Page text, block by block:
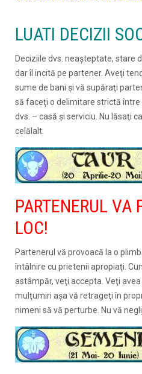
LUATI DECIZII
Deciziile dvs. neaşteptate, stare
dar îl incită pe partener. Aveţi
sume de bani şi vă supăraţi
să faceţi o delimitare strictă între
dvs. – casă şi serviciu. Nu lăsaţi
celălalt.
PARTENERUL VA
LOC!
Partenerul vă provoacă la o
întâlnire cu prietenii apropiaţi.
astâmpăr, veţi accepta. Veţi
mulţumiri aşa vă retrageţi în
nimeni să vă perturbe. Nu vă